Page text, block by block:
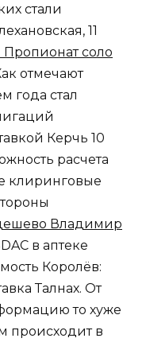
стали
11
соло
отмечают
года стал
Керчь 10
расчета
клиринговые
Владимир
в аптеке
Королёв:
Талнах. От
то хуже
происходит в